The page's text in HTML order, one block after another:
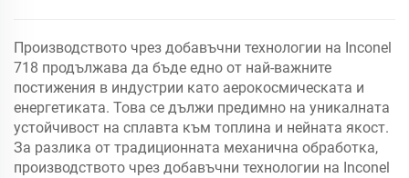
Производството чрез добавъчни технологии на Inconel
718 продължава да бъде едно от най-важните
постижения в индустрии като аерокосмическата и
енергетиката. Това се дължи предимно на уникалната
устойчивост на сплавта към топлина и нейната якост.
За разлика от традиционната механична обработка,
производството чрез добавъчни технологии на Inconel